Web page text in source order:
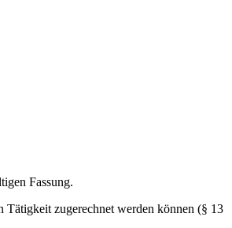
Fassung.
Tätigkeit zugerechnet werden können (§ 13